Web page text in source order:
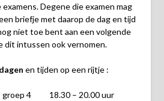
Degene die examen mag
briefje met daarop de dag en tijd
niet toe bent aan een volgende
dit intussen ook vernomen.
en tijden op een rijtje :
4 18.30 – 20.00 uur